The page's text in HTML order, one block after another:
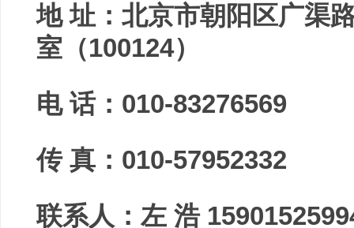
地 址： 北京市朝阳区广渠
室（100124）
电 话：010-83276569
传 真：010-57952332
联系人：左 浩